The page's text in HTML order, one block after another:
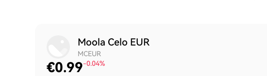
Moola Celo EUR
MCEUR
€0.99-0.04%